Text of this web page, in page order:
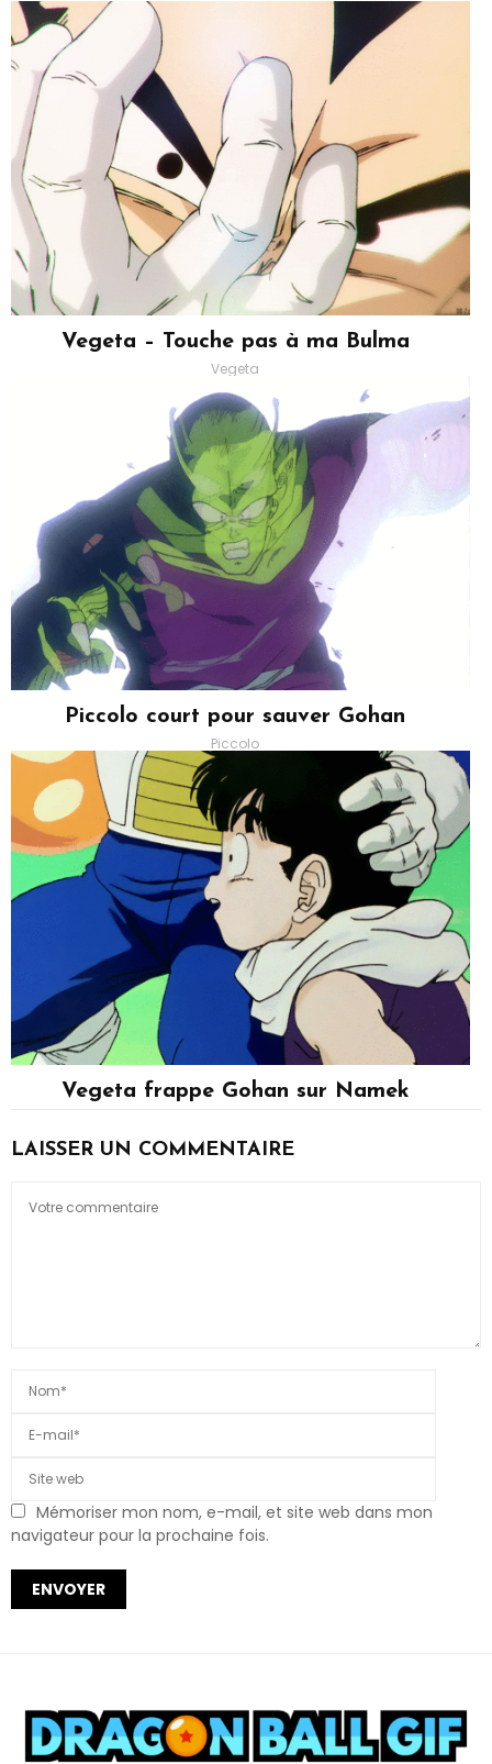
Vegeta – Touche pas à ma Bulma
Vegeta
Piccolo court pour sauver Gohan
Piccolo
Vegeta frappe Gohan sur Namek
LAISSER UN COMMENTAIRE
Mémoriser mon nom, e-mail, et site web dans mon
navigateur pour la prochaine fois.